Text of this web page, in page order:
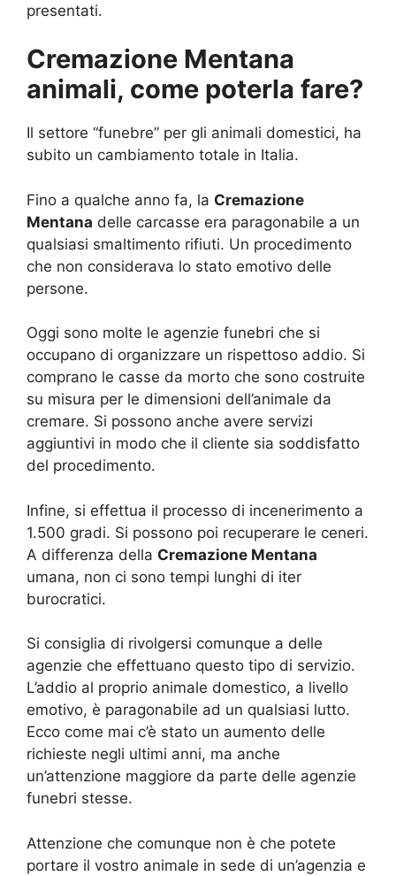
presentati.
Cremazione Mentana
animali, come poterla fare?
Il settore “funebre” per gli animali domestici, ha
subito un cambiamento totale in Italia.
Fino a qualche anno fa, la Cremazione
Mentana delle carcasse era paragonabile a un
qualsiasi smaltimento rifiuti. Un procedimento
che non considerava lo stato emotivo delle
persone.
Oggi sono molte le agenzie funebri che si
occupano di organizzare un rispettoso addio. Si
comprano le casse da morto che sono costruite
su misura per le dimensioni dell’animale da
cremare. Si possono anche avere servizi
aggiuntivi in modo che il cliente sia soddisfatto
del procedimento.
Infine, si effettua il processo di incenerimento a
1.500 gradi. Si possono poi recuperare le ceneri.
A differenza della Cremazione Mentana
umana, non ci sono tempi lunghi di iter
burocratici.
Si consiglia di rivolgersi comunque a delle
agenzie che effettuano questo tipo di servizio.
L’addio al proprio animale domestico, a livello
emotivo, è paragonabile ad un qualsiasi lutto.
Ecco come mai c’è stato un aumento delle
richieste negli ultimi anni, ma anche
un’attenzione maggiore da parte delle agenzie
funebri stesse.
Attenzione che comunque non è che potete
portare il vostro animale in sede di un’agenzia e